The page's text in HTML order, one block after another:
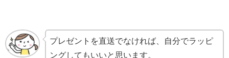
プレゼントを直送でなければ、自分でラッピ
ングしてもいいと思います。